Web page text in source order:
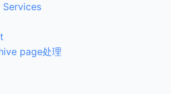
page处理